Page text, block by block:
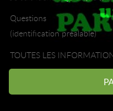
Questions
(identification préalable)
TOUTES LES